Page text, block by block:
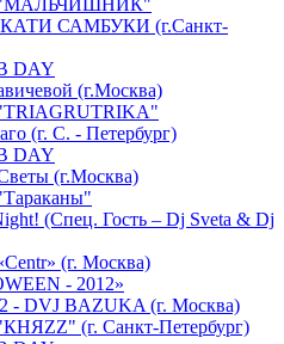
"МАЛЬЧИШНИК"
КАТИ САМБУКИ (г.Санкт-
DAY
(г.Москва)
(г. С. - Петербург)
DAY
(г.Москва)
(Спец. Гость – Dj Sveta & Dj
(г. Москва)
- 2012»
- DVJ BAZUKA (г. Москва)
(г. Санкт-Петербург)